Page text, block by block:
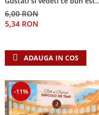
Domnul!
6,00 RON
5,34 RON
ADAUGA IN COS
-11%